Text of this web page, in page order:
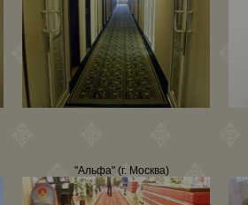
"Альфа" (г. Москва)